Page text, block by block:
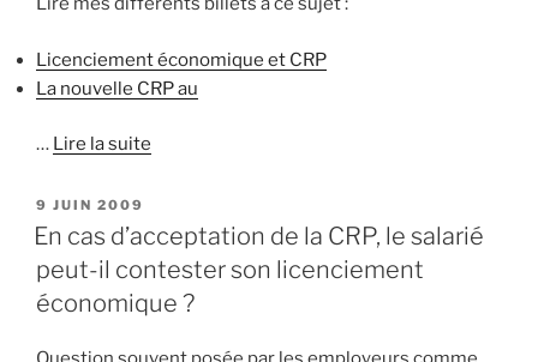
Licenciement économique et CRP
La nouvelle CRP au
… Lire la suite
PUBLIÉ
LE
9 JUIN 2009
En cas d’acceptation de la CRP, le salarié
peut-il contester son licenciement
économique ?